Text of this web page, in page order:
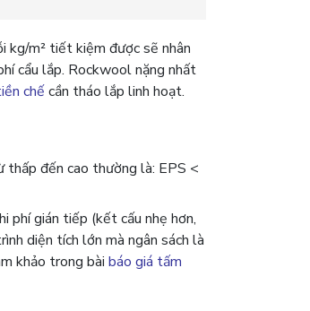
kg/m² tiết kiệm được sẽ nhân
cẩu lắp. Rockwool nặng nhất
chếcần tháo lắp linh hoạt.
thấp đến cao thường là: EPS <
phí gián tiếp (kết cấu nhẹ hơn,
diện tích lớn mà ngân sách là
khảo trong bài báo giá tấm